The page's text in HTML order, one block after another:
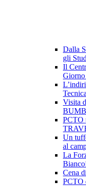
Dalla
gli
Il
Giorno
Visita
PCTO
Un
al
La
Cena
PCTO